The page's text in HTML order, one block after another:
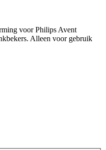
voor Philips Avent
Alleen voor gebruik